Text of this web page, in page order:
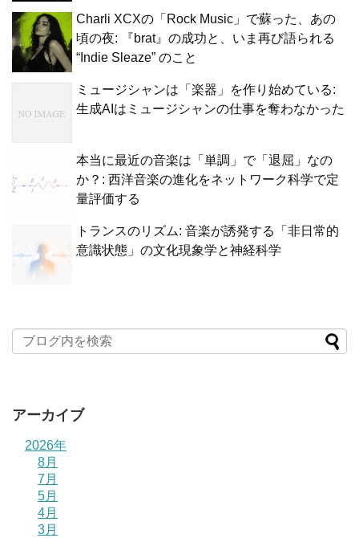
Charli XCXの「Rock Music」で蘇った、あの
頃の夜: 『brat』の成功と、いま再び語られる
“Indie Sleaze” のこと
ミュージシャンは「楽器」を作り始めている:
生成AIはミュージシャンの仕事を奪わなかった
本当に最近の音楽は「単調」で「退屈」なの
か？: 西洋音楽の進化をネットワーク科学で定
量評価する
トランスのリズム: 音楽が誘発する「非日常的
意識状態」の文化現象学と神経科学
アーカイブ
2026年
8月
7月
5月
4月
3月